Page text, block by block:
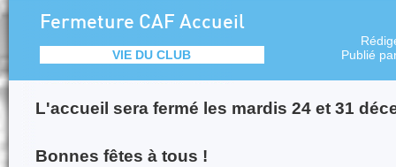
Fermeture CAF Accueil
VIE DU CLUB
Publié
L'accueil sera fermé les mardis 24 et 31
Bonnes fêtes à tous !